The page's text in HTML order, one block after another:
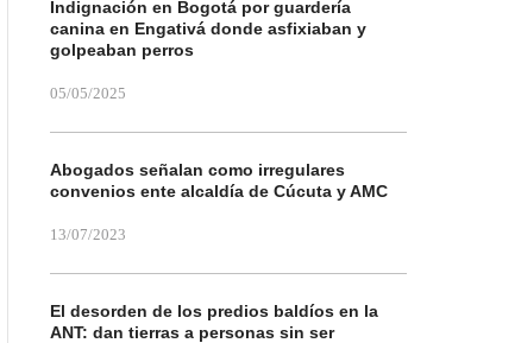
Indignación en Bogotá por guardería
canina en Engativá donde asfixiaban y
golpeaban perros
05/05/2025
Abogados señalan como irregulares
convenios ente alcaldía de Cúcuta y AMC
13/07/2023
El desorden de los predios baldíos en la
ANT: dan tierras a personas sin ser